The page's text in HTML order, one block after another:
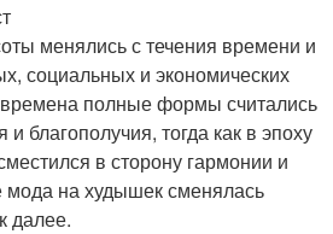
менялись с течения времени и
социальных и экономических
полные формы считались
благополучия, тогда как в эпоху
в сторону гармонии и
мода на худышек сменялась
далее.